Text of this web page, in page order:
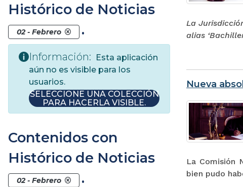
Histórico de Noticias
02 - Febrero .
Información:
Esta aplicación
aún no es visible para los
usuarios.
SELECCIONE UNA COLECCIÓN
PARA HACERLA VISIBLE.
Contenidos con
Histórico de Noticias
02 - Febrero .
La
alias
Nueva
La Comisión
bien pudo